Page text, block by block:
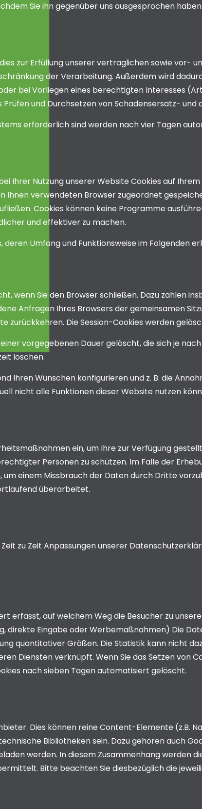
Sie ihn gegenüber uns ausgesprochen haben.
zur Erfüllung unserer vertraglichen sowie vor-
der Verarbeitung. Außerdem wird
bei Vorliegen eines berechtigten Interesses
und Durchsetzen von Schadensersatz- und
erforderlich sind werden nach vier Tagen
Ihrer Nutzung unserer Website Cookies auf
Ihnen verwendeten Browser zugeordnet
Cookies können keine Programme
und effektiver zu machen.
Umfang und Funktionsweise im Folgenden
wenn Sie den Browser schließen. Dazu zählen
Anfragen Ihres Browsers der gemeinsamen
zurückkehren. Die Session-Cookies werden
vorgegebenen Dauer gelöscht, die sich je
löschen.
Ihren Wünschen konfigurieren und z. B. die
nicht alle Funktionen dieser Website nutzen
ein, um Ihre zur Verfügung
Personen zu schützen. Im Falle der
einem Missbrauch der Daten durch Dritte
überarbeitet.
zu Zeit Anpassungen unserer
erfasst, auf welchem Weg die Besucher zu
direkte Eingabe oder Werbemaßnahmen) Die
quantitativer Größen. Die Statistik kann nicht
Diensten verknüpft. Wenn Sie das Setzen von
nach sieben Tagen automatisiert gelöscht.
Dies können reine Content-Elemente (z.B.
Bibliotheken sein. Dazu gehören auch
werden. In diesem Zusammenhang werden
Bitte beachten Sie diesbezüglich die